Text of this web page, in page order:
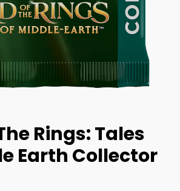
Rings: Tales
Earth Collector